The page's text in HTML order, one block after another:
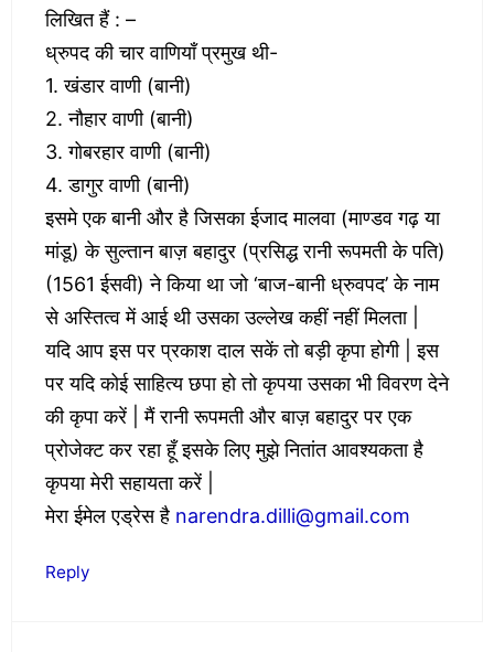
लिखित हैं : –
ध्रुपद की चार वाणियाँ प्रमुख थी-
1. खंडार वाणी (बानी)
2. नौहार वाणी (बानी)
3. गोबरहार वाणी (बानी)
4. डागुर वाणी (बानी)
इसमे एक बानी और है जिसका ईजाद मालवा (माण्डव गढ़ या
मांडू) के सुल्तान बाज़ बहादुर (प्रसिद्ध रानी रूपमती के पति)
(1561 ईसवी) ने किया था जो ‘बाज-बानी ध्रुवपद’ के नाम
से अस्तित्व में आई थी उसका उल्लेख कहीं नहीं मिलता |
यदि आप इस पर प्रकाश दाल सकें तो बड़ी कृपा होगी | इस
पर यदि कोई साहित्य छपा हो तो कृपया उसका भी विवरण देने
की कृपा करें | मैं रानी रूपमती और बाज़ बहादुर पर एक
प्रोजेक्ट कर रहा हूँ इसके लिए मुझे नितांत आवश्यकता है
कृपया मेरी सहायता करें |
मेरा ईमेल एड्रेस है narendra.dilli@gmail.com
Reply